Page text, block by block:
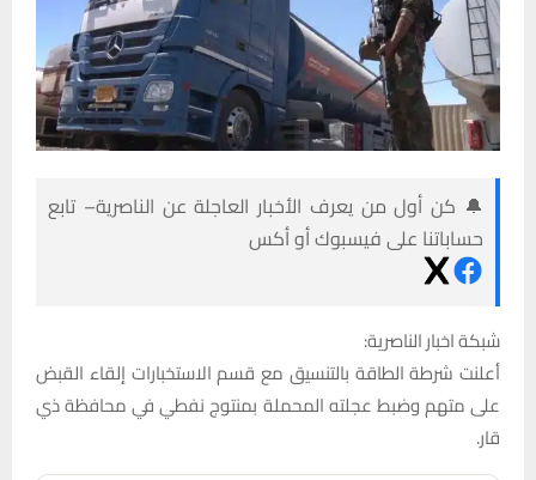
🔔 كن أول من يعرف الأخبار العاجلة عن الناصرية– تابع
حساباتنا على فيسبوك أو أكس
شبكة اخبار الناصرية:
أعلنت شرطة الطاقة بالتنسيق مع قسم الاستخبارات إلقاء القبض
على متهم وضبط عجلته المحملة بمنتوج نفطي في محافظة ذي
قار.